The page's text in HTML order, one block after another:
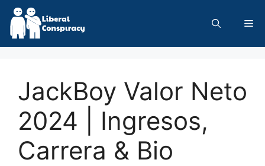
Skip
content
JackBoy Valor Neto
2024 | Ingresos,
Carrera & Bio